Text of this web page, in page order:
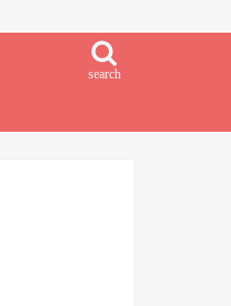
search